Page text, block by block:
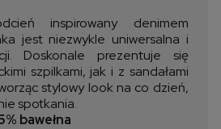
inspirowany denimem
jest niezwykle uniwersalna i
Doskonale prezentuje się
szpilkami, jak i z sandałami
stylowy look na co dzień,
spotkania.
bawełna